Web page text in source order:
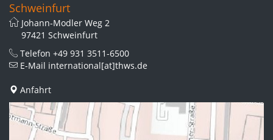
Schweinfurt
Johann-Modler Weg 2
97421 Schweinfurt
Telefon +49 931 3511-6500
E-Mail international[at]thws.de
Anfahrt